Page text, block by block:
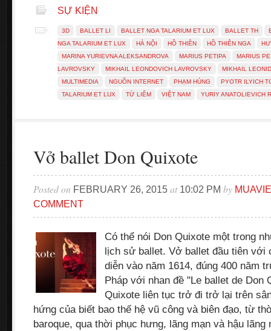
SỰ KIỆN
3D BALLET LI BALLET NGA TALARIUM ET LUX BALLET TH
NGA TALARIUM ET LUX
HÀ NỘI HỒ THIÊN HỒ THIÊN NGA
MARINA YURIEVNA ALEKSANDROVA
MARIUS PETIPA
MARIUS
LAVROVSKY
MIKHAIL LEONDOVICH LAVROVSKY
MIKHAIL
MULTIMEDIA
NGUỒN INTERNET PHẠM HÙNG
PYOTR ILYICH
TALARIUM ET LUX
TỪ LIÊM VIỆT NAM YURIY ANATOLIEVICH
Vở ballet Don Quixote
Posted on FEBRUARY 26, 2015 at 10:02 PM by
COMMENT
Có thể nói Don Quixote một trong
lịch sử ballet. Vở ballet đầu tiên với
diễn vào năm 1614, đúng 400 năm
Pháp với nhan đề "Le ballet de Don
Quixote liên tục trở đi trở lại trên
hứng của biết bao thế hệ vũ công và biên đạo, từ
baroque, qua thời phục hưng, lãng mạn và hậu